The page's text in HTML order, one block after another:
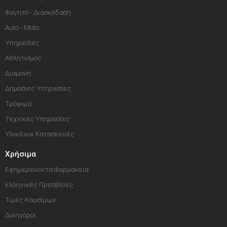
Φαγητό - Διασκέδαση
Auto - Moto
Υπηρεσίες
Αθλητισμός
Διαμονή
Δημόσιες Υπηρεσίες
Τρόφιμα
Τεχνικές Υπηρεσίες
Υλικά και Κατασκευές
Χρήσιμα
Εφημερεύοντα Φαρμακεία
Ελληνικές Πρεσβείες
Τιμές Καυσίμων
Δικηγόροι